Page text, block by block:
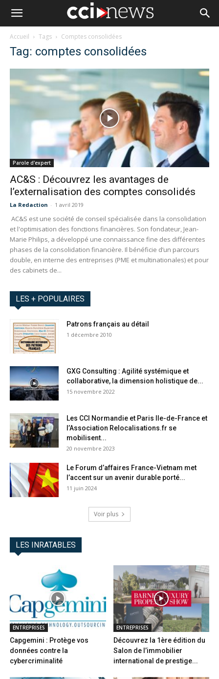
Accueil Tags Comptes consolidées
Tag: comptes consolidées
Parole d'expert
AC&S : Découvrez les avantages de
l’externalisation des comptes consolidés
La Redaction - 1 avril 2019
AC&S est une société de conseil spécialisée dans la consolidation
et l'optimisation des fonctions financières. Son fondateur, Jean-
Marie Philips, a développé une connaissance fine des différentes
phases de la consolidation financière. Il bénéficie d’un parcours
double, en interne des entreprises (PME et multinationales) et pour
des cabinets de...
LES + POPULAIRES
Patrons français au détail
1 décembre 2010
GXG Consulting : Agilité systémique et
collaborative, la dimension holistique de...
15 novembre 2022
Les CCI Normandie et Paris Ile-de-France et
l’Association Relocalisations.fr se
mobilisent...
20 novembre 2023
Le Forum d’affaires France-Vietnam met
l’accent sur un avenir durable porté...
11 juin 2024
Voir plus
LES INRATABLES
ENTREPRISES
Capgemini : Protège vos
données contre la
cybercriminalité
ENTREPRISES
Découvrez la 1ère édition du
Salon de l’immobilier
international de prestige...